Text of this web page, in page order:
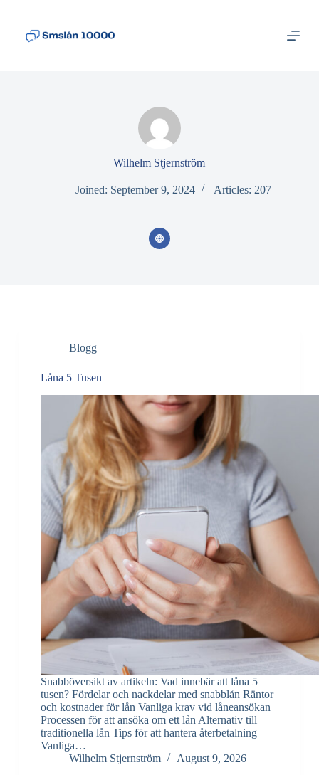
Wilhelm Stjernström
Joined: September 9, 2024 Articles: 207
Blogg
Låna 5 Tusen
Snabböversikt av artikeln: Vad innebär att låna 5
tusen? Fördelar och nackdelar med snabblån Räntor
och kostnader för lån Vanliga krav vid låneansökan
Processen för att ansöka om ett lån Alternativ till
traditionella lån Tips för att hantera återbetalning
Vanliga…
Wilhelm Stjernström
August 9, 2026